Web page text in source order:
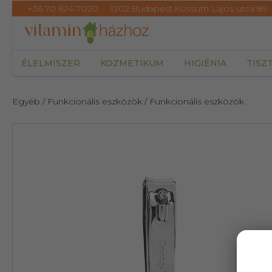
+36 70 624-7020 1202.Budapest.Kossuth Lajos utca 89
ÉLELMISZER KOZMETIKUM HIGIÉNIA
Egyéb / Funkcionális eszközök / Funkcionális eszközök